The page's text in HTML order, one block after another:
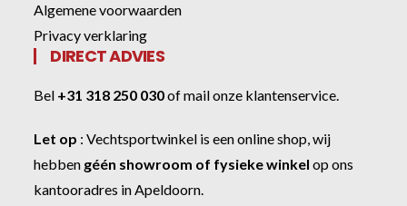
Algemene voorwaarden
Privacy verklaring
DIRECT ADVIES
Bel +31 318 250 030ofmail onze klantenservice.
Let op :Vechtsportwinkel is een online shop, wij
hebben géén showroom of fysieke winkel op ons
kantooradres in Apeldoorn.